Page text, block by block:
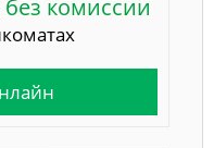
комиссии